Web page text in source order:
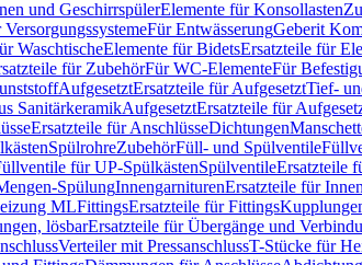
und GeschirrspülerElemente für Konsollasten
Für EntwässerungGeberit
WaschtischeElemente für BidetsErsatzteile für
für ZubehörFür WC-ElementeFür
AufgesetztErsatzteile für AufgesetztTief-
SanitärkeramikAufgesetztErsatzteile für
Ersatzteile für AnschlüsseDichtungen
SpülrohreZubehörFüll- und Spülventile
für UP-SpülkästenSpülventileErsatzteile
SpülungInnengarniturenErsatzteile für
MLFittingsErsatzteile für Fittings
lösbarErsatzteile für Übergänge und
Verteiler mit PressanschlussT-Stücke für